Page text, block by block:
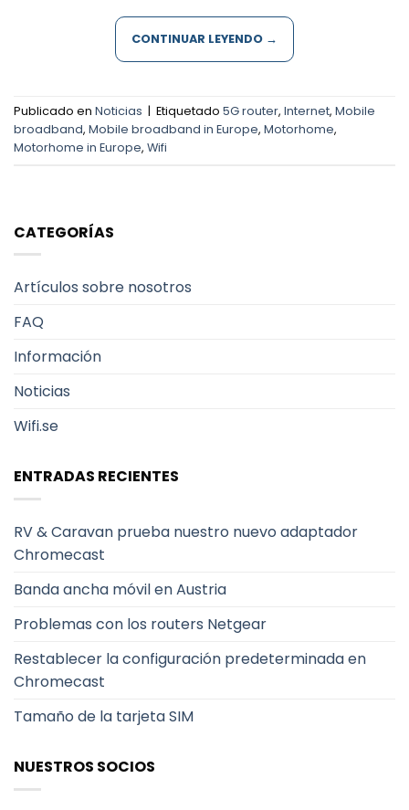
CONTINUAR LEYENDO →
Publicado en Noticias | Etiquetado 5G router, Internet, Mobile
broadband, Mobile broadband in Europe, Motorhome,
Motorhome in Europe, Wifi
CATEGORÍAS
Artículos sobre nosotros
FAQ
Información
Noticias
Wifi.se
ENTRADAS RECIENTES
RV & Caravan prueba nuestro nuevo adaptador
Chromecast
Banda ancha móvil en Austria
Problemas con los routers Netgear
Restablecer la configuración predeterminada en
Chromecast
Tamaño de la tarjeta SIM
NUESTROS SOCIOS